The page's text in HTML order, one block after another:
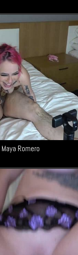
Maya Romero